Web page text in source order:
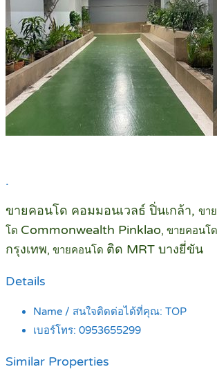
.
ขายคอนโด คอมมอนเวลธ์ ปิ่นเกล้า, ขา
โด Commonwealth Pinklao, ขายคอนโด
กรุงเทพ, ขายคอนโด ติด MRT บางยี่ขัน
Details
Name / สนใจติดต่อได้ที่คุณ: TOP
เบอร์โทร: 0953655299
Similar Properties